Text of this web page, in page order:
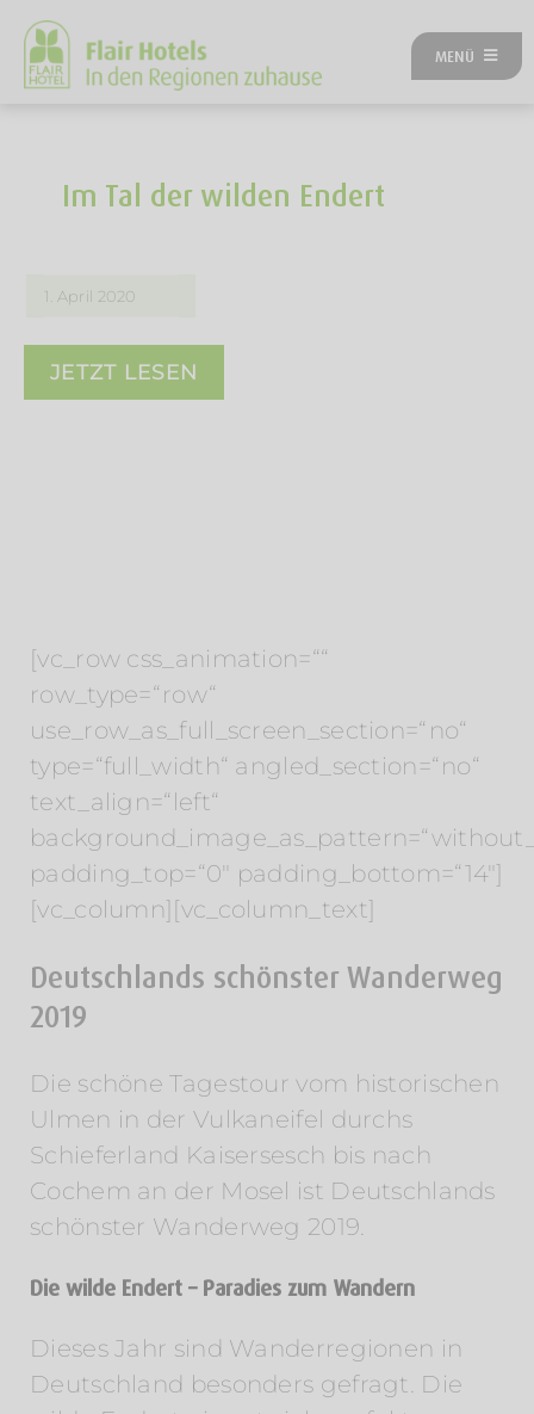
Zum
Inhalt
springen
MENÜ
UNSERE HOTELS
FLAIR HOTEL WERDEN
FIRMENPARTNER
Im Tal der wilden Endert
1. April 2020
JETZT LESEN
[vc_row css_animation=““
row_type=“row“
use_row_as_full_screen_section=“no“
type=“full_width“ angled_section=“no“
text_align=“left“
padding_top=“0″ padding_bottom=“14″]
[vc_column][vc_column_text]
Deutschlands schönster Wanderweg
2019
Die schöne Tagestour vom historischen
Ulmen in der Vulkaneifel durchs
Schieferland Kaisersesch bis nach
Cochem an der Mosel ist Deutschlands
schönster Wanderweg 2019.
Die wilde Endert – Paradies zum Wandern
Dieses Jahr sind Wanderregionen in
Deutschland besonders gefragt. Die